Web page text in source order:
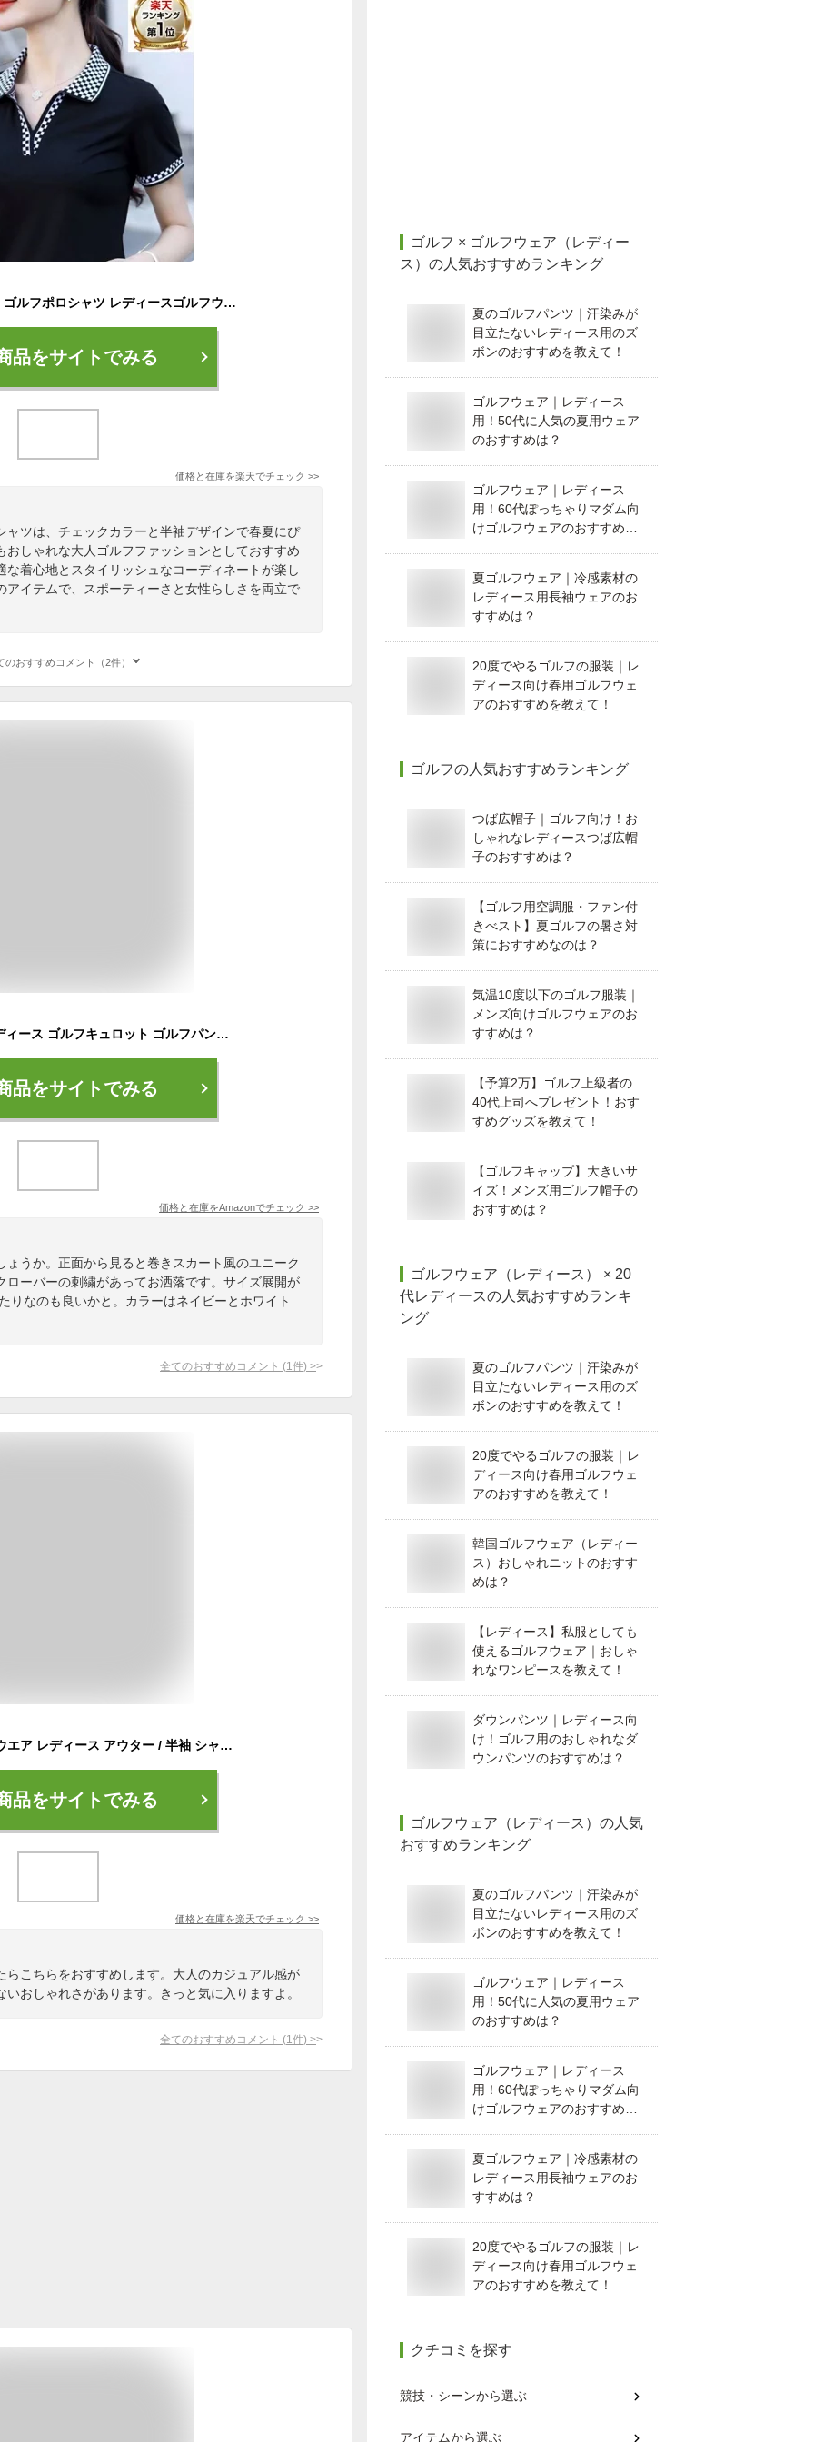
【即納中サイズあり】ゴルフポロシャツ レディースゴルフウエア チェックカラー半袖ポロシャツ レディースゴルフシャツ カジュアルゴルフウエア ゴルフ女子 レディースゴルフファッション 大人ゴルフウエア 大人ゴルフファッション 大人ゴルフコーデ 春夏ゴルフコーデ
品をサイトでみる
価格と在庫を楽天でチェック >>
ャツは、チェックカラーと半袖デザインで春夏にぴ
おしゃれな大人ゴルフファッションとしておすすめ
着心地とスタイリッシュなコーディネートが楽し
アイテムで、スポーティーさと女性らしさを両立で
のおすすめコメント（2件）
[CASUALINASE] レディース ゴルフキュロット ゴルフパンツ ゴルフウェア ハーフパンツ ゴルフスカート ストレッチ 無地 春夏 秋冬 2-ネイビー M
品をサイトでみる
価格と在庫をAmazonでチェック >>
うか。正面から見ると巻きスカート風のユニーク
ローバーの刺繍があってお洒落です。サイズ展開が
りなのも良いかと。カラーはネイビーとホワイト
全てのおすすめコメント (1 件) >
【撥水加工】 ゴルフウエア レディース アウター / 半袖 シャカシャ カブルゾン ゴルフ女子 おしゃれ ゴルフウェア レディース キスオンザグリーン ブラック M L サイズ
品をサイトでみる
価格と在庫を楽天でチェック >>
らこちらをおすすめします。大人のカジュアル感が
おしゃれさがあります。きっと気に入りますよ。
全てのおすすめコメント (1 件) >
ゴルフ × ゴルフウェア（レディー
ス） の人気おすすめランキング
夏のゴルフパンツ｜汗染みが
目立たないレディース用のズ
ボンのおすすめを教えて！
ゴルフウェア｜レディース
用！50代に人気の夏用ウェア
のおすすめは？
ゴルフウェア｜レディース
用！60代ぽっちゃりマダム向
けゴルフウェアのおすすめを
夏ゴルフウェア｜冷感素材の
レディース用長袖ウェアのお
すすめは？
20度でやるゴルフの服装｜レ
ディース向け春用ゴルフウェ
アのおすすめを教えて！
ゴルフの人気おすすめランキング
つば広帽子｜ゴルフ向け！お
しゃれなレディースつば広帽
子のおすすめは？
【ゴルフ用空調服・ファン付
きべスト】夏ゴルフの暑さ対
策におすすめなのは？
気温10度以下のゴルフ服装｜
メンズ向けゴルフウェアのお
すすめは？
【予算2万】ゴルフ上級者の
40代上司へプレゼント！おす
すめグッズを教えて！
【ゴルフキャップ】大きいサ
イズ！メンズ用ゴルフ帽子の
おすすめは？
ゴルフウェア（レディース） × 20
代レディースの人気おすすめランキ
ング
夏のゴルフパンツ｜汗染みが
目立たないレディース用のズ
ボンのおすすめを教えて！
20度でやるゴルフの服装｜レ
ディース向け春用ゴルフウェ
アのおすすめを教えて！
韓国ゴルフウェア（レディー
ス）おしゃれニットのおすす
めは？
【レディース】私服としても
使えるゴルフウェア｜おしゃ
れなワンピースを教えて！
ダウンパンツ｜レディース向
け！ゴルフ用のおしゃれなダ
ウンパンツのおすすめは？
ゴルフウェア（レディース） の人気
おすすめランキング
夏のゴルフパンツ｜汗染みが
目立たないレディース用のズ
ボンのおすすめを教えて！
ゴルフウェア｜レディース
用！50代に人気の夏用ウェア
のおすすめは？
ゴルフウェア｜レディース
用！60代ぽっちゃりマダム向
けゴルフウェアのおすすめを
夏ゴルフウェア｜冷感素材の
レディース用長袖ウェアのお
すすめは？
20度でやるゴルフの服装｜レ
ディース向け春用ゴルフウェ
アのおすすめを教えて！
クチコミを探す
競技・シーンから選ぶ
アイテムから選ぶ